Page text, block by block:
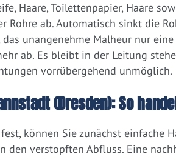
Haare, Toilettenpapier, Haare
Rohre ab. Automatisch sinkt die
unangenehme Malheur nur eine
ab. Es bleibt in der Leitung
vorrübergehend unmöglich.
(Dresden): So
können Sie zunächst einfache
verstopften Abfluss. Eine